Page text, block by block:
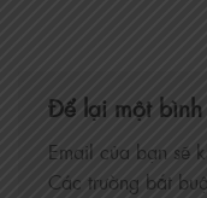
Để lại một
Email của bạn sẽ
Các trường bắt